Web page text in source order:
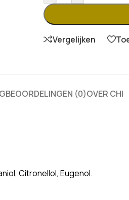
Vergelijken
BEOORDELINGEN (0)OVER CHI
Citronellol, Eugenol.